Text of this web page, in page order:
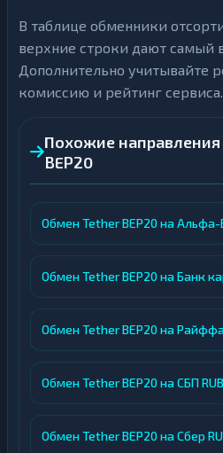
В таблице обменники
верхние строки дают самый
Дополнительно учитывайте
комиссию и рейтинг сервиса.
Похожие
BEP20
Обмен Tether BEP20 на Альфа-
Обмен Tether BEP20 на Банк
Обмен Tether BEP20 на
Обмен Tether BEP20 на СБП RUB
Обмен Tether BEP20 на Сбер